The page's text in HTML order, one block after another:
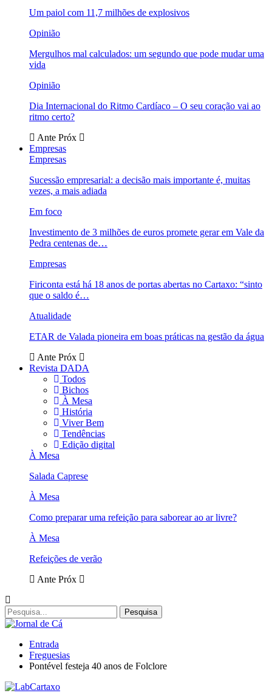
Um paiol com 11,7 milhões de explosivos
Opinião
Mergulhos mal calculados: um segundo que pode mudar uma
vida
Opinião
Dia Internacional do Ritmo Cardíaco – O seu coração vai ao
ritmo certo?
Ante Próx
Empresas
Empresas
Sucessão empresarial: a decisão mais importante é, muitas
vezes, a mais adiada
Em foco
Investimento de 3 milhões de euros promete gerar em Vale da
Pedra centenas de…
Empresas
Firiconta está há 18 anos de portas abertas no Cartaxo: “sinto
que o saldo é…
Atualidade
ETAR de Valada pioneira em boas práticas na gestão da água
Ante Próx
Revista DADA
Todos
Bichos
À Mesa
História
Viver Bem
Tendências
Edição digital
À Mesa
Salada Caprese
À Mesa
Como preparar uma refeição para saborear ao ar livre?
À Mesa
Refeições de verão
Ante Próx
Entrada
Freguesias
Pontével festeja 40 anos de Folclore